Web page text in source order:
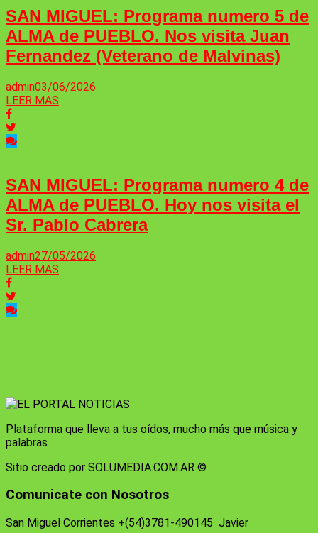
SAN MIGUEL: Programa numero 5 de
ALMA de PUEBLO. Nos visita Juan
Fernandez (Veterano de Malvinas)
admin03/06/2026
LEER MAS
SAN MIGUEL: Programa numero 4 de
ALMA de PUEBLO. Hoy nos visita el
Sr. Pablo Cabrera
admin27/05/2026
LEER MAS
Plataforma que lleva a tus oídos, mucho más que música y
palabras
Sitio creado por SOLUMEDIA.COM.AR ©
Comunicate con Nosotros
San Miguel Corrientes +(54)3781-490145 Javier